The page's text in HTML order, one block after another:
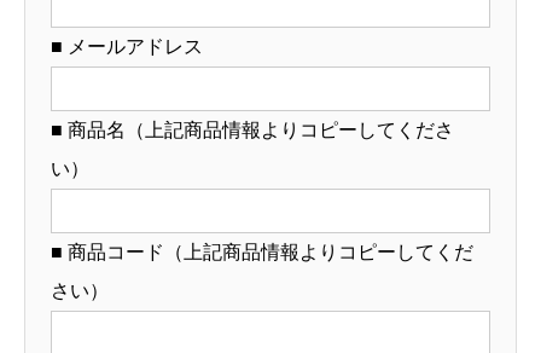
対
応・
オ
ナ
丼
■ メールアドレス
■ 商品名（上記商品情報よりコピーしてくださ
い）
■ 商品コード（上記商品情報よりコピーしてくだ
さい）